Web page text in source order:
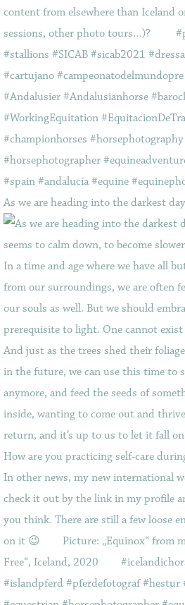
As we are heading into the darkest